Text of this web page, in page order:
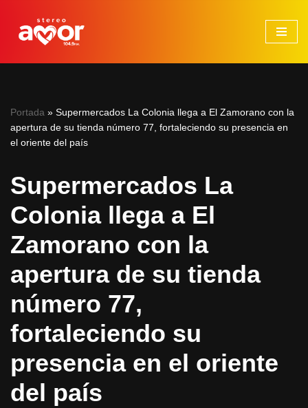
Saltar
Portada » Supermercados La Colonia llega a El Zamorano con la
apertura de su tienda número 77, fortaleciendo su presencia en
el oriente del país
Supermercados La
Colonia llega a El
Zamorano con la
apertura de su tienda
número 77,
fortaleciendo su
presencia en el oriente
del país